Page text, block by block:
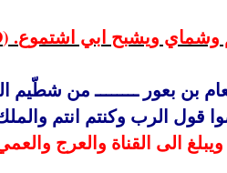
وشماي ويشبح ابي اشتموع. (
ويبلغ الى القناة